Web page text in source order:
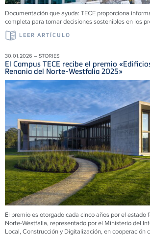
Documentación que ayuda: TECE proporciona
completa para tomar decisiones sostenibles en los
LEER ARTÍCULO
30.01.2026 – STORIES
El Campus TECE recibe el premio
Renania del Norte-Westfalia 2025»
El premio es otorgado cada cinco años por el estado
Norte-Westfalia, representado por el Ministerio del
Local, Construcción y Digitalización, en cooperación